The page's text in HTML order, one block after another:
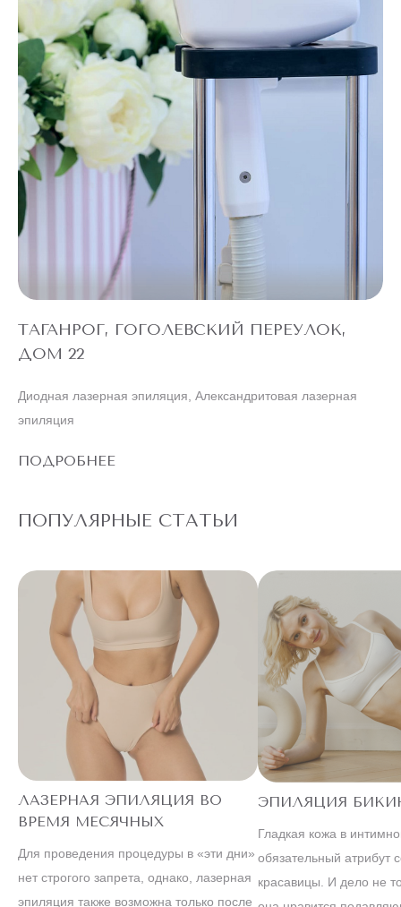
ТАГАНРОГ, ГОГОЛЕВСКИЙ ПЕРЕУЛОК,
ДОМ 22
Диодная лазерная эпиляция, Александритовая лазерная
эпиляция
ПОДРОБНЕЕ
ПОПУЛЯРНЫЕ СТАТЬИ
ЛАЗЕРНАЯ ЭПИЛЯЦИЯ ВО
ВРЕМЯ МЕСЯЧНЫХ
Для проведения процедуры в «эти дни»
нет строгого запрета, однако, лазерная
эпиляция также возможна только после
ЭПИЛЯЦИЯ
Гладкая кожа в
обязательный атрибут
красавицы. И дело не